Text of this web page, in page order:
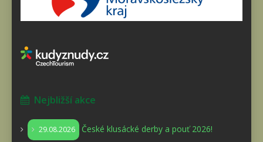
Nejbližší akce
29.08.2026
České klusácké derby a pouť 2026!